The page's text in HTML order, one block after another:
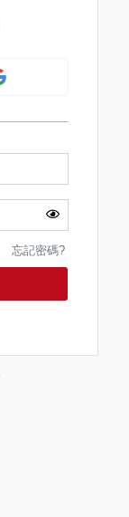
忘記密碼?